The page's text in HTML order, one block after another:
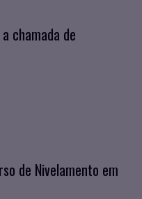
chamada de
de Nivelamento em